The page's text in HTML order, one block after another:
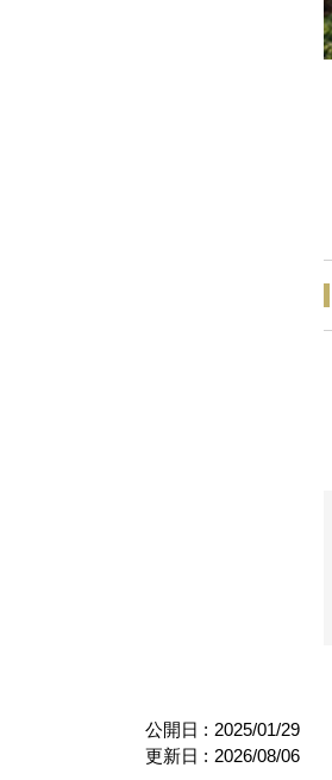
公開日 : 2025/01/29
更新日 : 2026/08/06